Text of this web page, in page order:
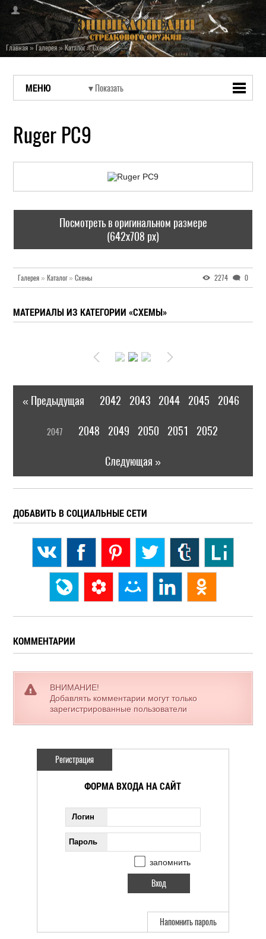
Главная»Галерея»Каталог»Схемы
МЕНЮ
Ruger PC9
Посмотреть в оригинальном размере
(642x708 px)
Галерея » Каталог» Схемы 2274 0
МАТЕРИАЛЫ ИЗ КАТЕГОРИИ «СХЕМЫ»
« Предыдущая 2042 2043 2044 2045 2046
2047 2048 2049 2050 2051 2052
Следующая »
ДОБАВИТЬ В СОЦИАЛЬНЫЕ СЕТИ
КОММЕНТАРИИ
ВНИМАНИЕ!
Добавлять комментарии могут только
зарегистрированные пользователи
Регистрация
ФОРМА ВХОДА НА САЙТ
Логин
Пароль
запомнить
Напомнить пароль